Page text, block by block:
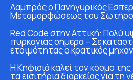
Λαμπρός ο Πανηγυρικός
Μεταμορφώσεως του
Red Code στην Αττική: Πολύ
πυρκαγιάς σήμερα – Σε
ετοιμότητας ο κρατικός
Η Κηφισιά καλεί τον κόσμο
τα εισιτήρια διαρκείας για τη